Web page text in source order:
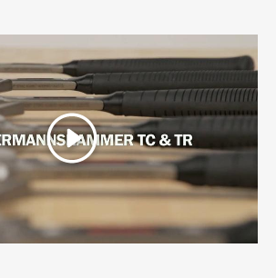
Wiedergeben